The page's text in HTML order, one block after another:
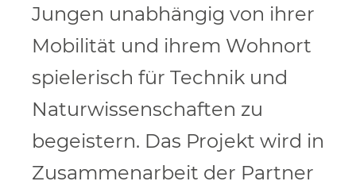
Jungen unabhängig von ihrer
Mobilität und ihrem Wohnort
spielerisch für Technik und
Naturwissenschaften zu
begeistern. Das Projekt wird in
Zusammenarbeit der Partner